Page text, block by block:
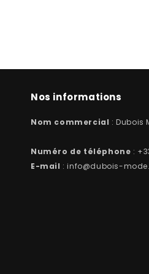
Nos informations
Nom commercial : Dubois
Numéro de téléphone :
E-mail : info@dubois-